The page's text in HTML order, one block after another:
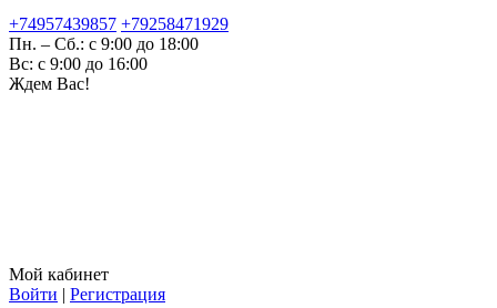
+74957439857 +79258471929
Пн. – Сб.: с 9:00 до 18:00
Вс: с 9:00 до 16:00
Ждем Вас!
Мой кабинет
Войти | Регистрация